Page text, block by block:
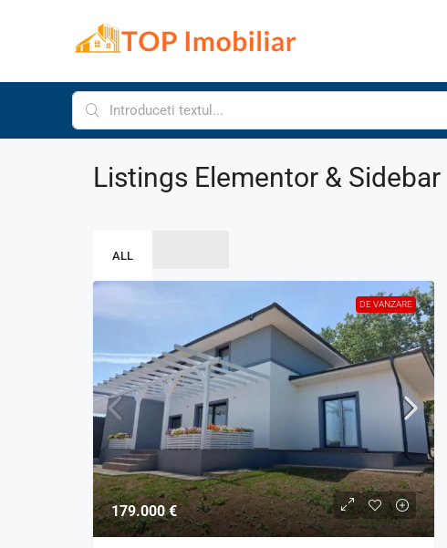
Listings Elementor & Sidebar
ALL
DE VANZARE
179.000 € 147.000 €